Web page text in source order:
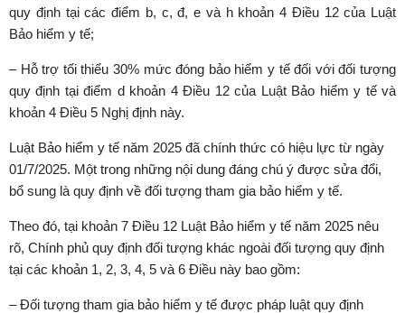
quy định tại các điểm b, c, đ, e và h khoản 4 Điều 12 của Luật
Bảo hiểm y tế;
– Hỗ trợ tối thiểu 30% mức đóng bảo hiểm y tế đối với đối tượng
quy định tại điểm d khoản 4 Điều 12 của Luật Bảo hiểm y tế và
khoản 4 Điều 5 Nghị định này.
Luật Bảo hiểm y tế năm 2025 đã chính thức có hiệu lực từ ngày
01/7/2025. Một trong những nội dung đáng chú ý được sửa đổi,
bổ sung là quy định về đối tượng tham gia bảo hiểm y tế.
Theo đó, tại khoản 7 Điều 12 Luật Bảo hiểm y tế năm 2025 nêu
rõ, Chính phủ quy định đối tượng khác ngoài đối tượng quy định
tại các khoản 1, 2, 3, 4, 5 và 6 Điều này bao gồm:
– Đối tượng tham gia bảo hiểm y tế được pháp luật quy định